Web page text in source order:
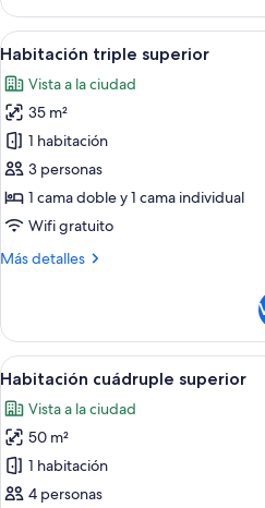
doble
superior
Ver
todas
las
fotos
de
Habitación
triple
superior
15
Habitación triple superior
Vista a la ciudad
35 m²
1 habitación
3 personas
1 cama doble y 1 cama individual
Wifi gratuito
Más detalles
Más
triple
superior
Ver
todas
las
fotos
de
Habitación
12
Habitación cuádruple superior
Vista a la ciudad
50 m²
1 habitación
4 personas